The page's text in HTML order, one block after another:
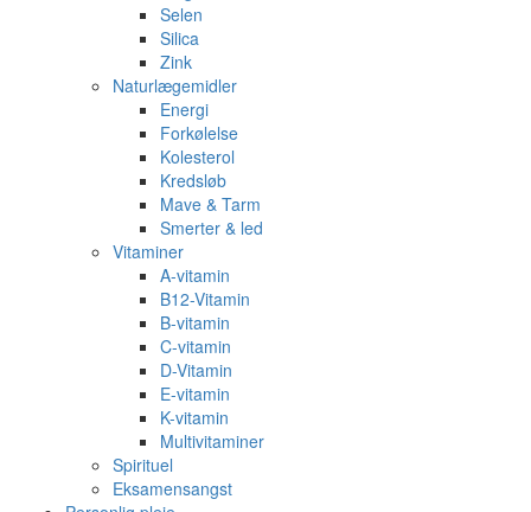
Selen
Silica
Zink
Naturlægemidler
Energi
Forkølelse
Kolesterol
Kredsløb
Mave & Tarm
Smerter & led
Vitaminer
A-vitamin
B12-Vitamin
B-vitamin
C-vitamin
D-Vitamin
E-vitamin
K-vitamin
Multivitaminer
Spirituel
Eksamensangst